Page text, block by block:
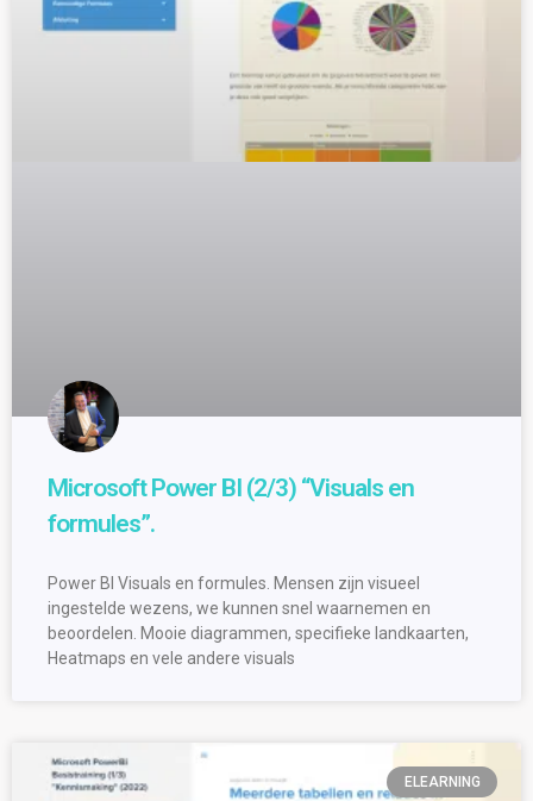
Microsoft Power BI (2/3) “Visuals en
formules”.
Power BI Visuals en formules. Mensen zijn visueel
ingestelde wezens, we kunnen snel waarnemen en
beoordelen. Mooie diagrammen, specifieke landkaarten,
Heatmaps en vele andere visuals
ELEARNING